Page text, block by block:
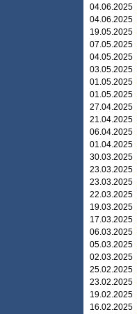
04.06.2025
04.06.2025
19.05.2025
07.05.2025
04.05.2025
03.05.2025
01.05.2025
01.05.2025
27.04.2025
21.04.2025
06.04.2025
01.04.2025
30.03.2025
23.03.2025
23.03.2025
22.03.2025
19.03.2025
17.03.2025
06.03.2025
05.03.2025
02.03.2025
25.02.2025
23.02.2025
19.02.2025
16.02.2025